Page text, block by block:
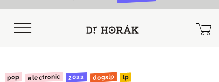
pop electronic 2022 dogslp lp